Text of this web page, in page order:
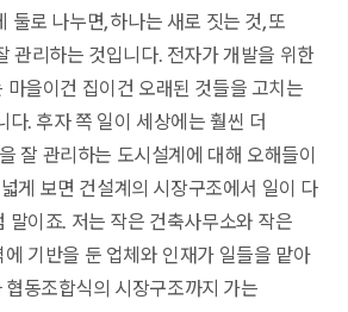
둘로 나누면, 하나는 새로 짓는 것, 또
관리하는 것입니다. 전자가 개발을 위한
마을이건 집이건 오래된 것들을 고치는
다. 후자 쪽 일이 세상에는 훨씬 더
잘 관리하는 도시설계에 대해 오해들이
게 보면 건설계의 시장구조에서 일이 다
말이죠. 저는 작은 건축사무소와 작은
기반을 둔 업체와 인재가 일들을 맡아
동조합식의 시장구조까지 가는